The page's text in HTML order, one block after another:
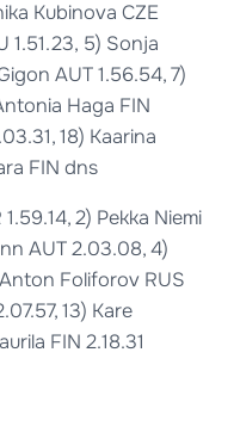
Kubinova CZE
1.51.23, 5) Sonja
AUT 1.56.54, 7)
Haga FIN
18) Kaarina
FIN dns
2) Pekka Niemi
AUT 2.03.08, 4)
Foliforov RUS
13) Kare
FIN 2.18.31